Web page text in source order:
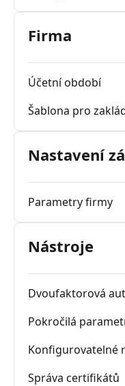
Firma
Účetní období
Šablona pro
Nastavení
Parametry firmy
Nástroje
Dvoufaktorová
Pokročilá
Konfigurovatelné
Správa certifikátů